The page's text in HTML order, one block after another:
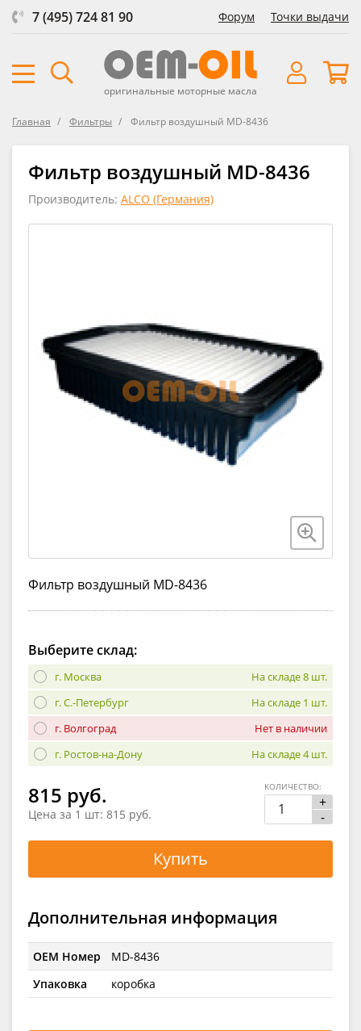
7 (495) 724 81 90 Форум Точки выдачи
оригинальные моторные масла
Главная Фильтры Фильтр воздушный MD-8436
Фильтр воздушный MD-8436
Производитель: ALCO (Германия)
Фильтр воздушный MD-8436
Выберите склад:
г. Москва
На складе 8 шт.
г. С.-Петербург
На складе 1 шт.
г. Волгоград
Нет в наличии
г. Ростов-на-Дону
На складе 4 шт.
815 руб.
Цена за 1 шт: 815 руб.
+
-
КОЛИЧЕСТВО:
Купить
Дополнительная информация
OEM Номер
MD-8436
Упаковка
коробка